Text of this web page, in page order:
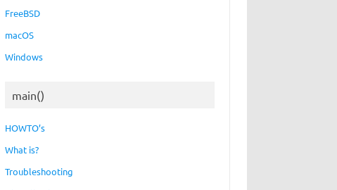
FreeBSD
macOS
Windows
main()
HOWTO’s
What is?
Troubleshooting